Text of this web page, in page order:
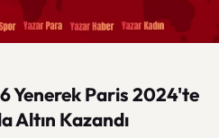
Yenerek Paris 2024'te
Altın Kazandı